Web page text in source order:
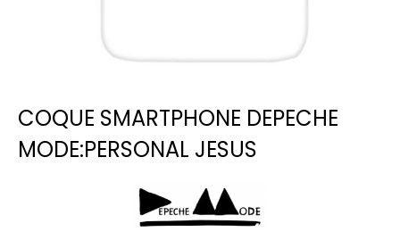
COQUE SMARTPHONE DEPECHE
MODE:PERSONAL JESUS